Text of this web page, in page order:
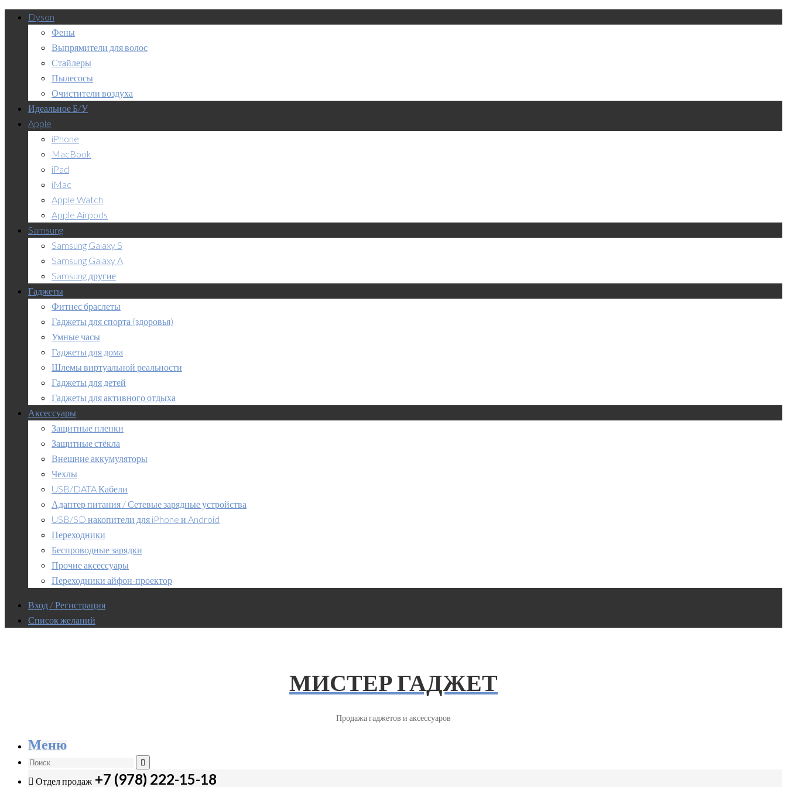
Dyson
Фены
Выпрямители для волос
Стайлеры
Пылесосы
Очистители воздуха
Идеальное Б/У
Apple
iPhone
MacBook
iPad
iMac
Apple Watch
Apple Airpods
Samsung
Samsung Galaxy S
Samsung Galaxy A
Samsung другие
Гаджеты
Фитнес браслеты
Гаджеты для спорта (здоровья)
Умные часы
Гаджеты для дома
Шлемы виртуальной реальности
Гаджеты для детей
Гаджеты для активного отдыха
Аксессуары
Защитные пленки
Защитные стёкла
Внешние аккумуляторы
Чехлы
USB/DATA Кабели
Адаптер питания / Сетевые зарядные устройства
USB/SD накопители для iPhone и Android
Переходники
Беспроводные зарядки
Прочие аксессуары
Переходники айфон-проектор
Вход / Регистрация
Список желаний
МИСТЕР ГАДЖЕТ
Продажа гаджетов и аксессуаров
Меню
Отдел продаж +7 (978) 222-15-18